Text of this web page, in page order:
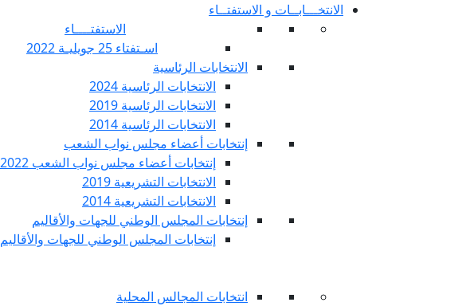
الانتخـــابــات و الاستفتــاء
الاستفتــــاء
اسـتفتاء 25 جويليـة 2022
الانتخابات الرئاسية
الانتخابات الرئاسية 2024
الانتخابات الرئاسية 2019
الانتخابات الرئاسية 2014
إنتخابات أعضاء مجلس نواب الشعب
إنتخابات أعضاء مجلس نواب الشعب 2022
الانتخابات التشريعية 2019
الانتخابات التشريعية 2014
إنتخابات المجلس الوطني للجهات والأقاليم
إنتخابات المجلس الوطني للجهات والأقاليم 2024
انتخابات المجالس المحلية